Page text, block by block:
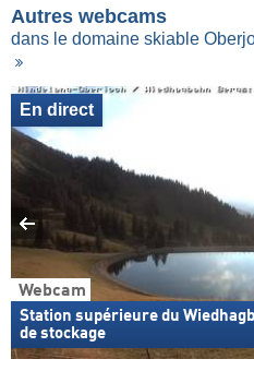
Autres webcams
dans le domaine skiable
Webcam
Station supérieure du
de stockage
En direct